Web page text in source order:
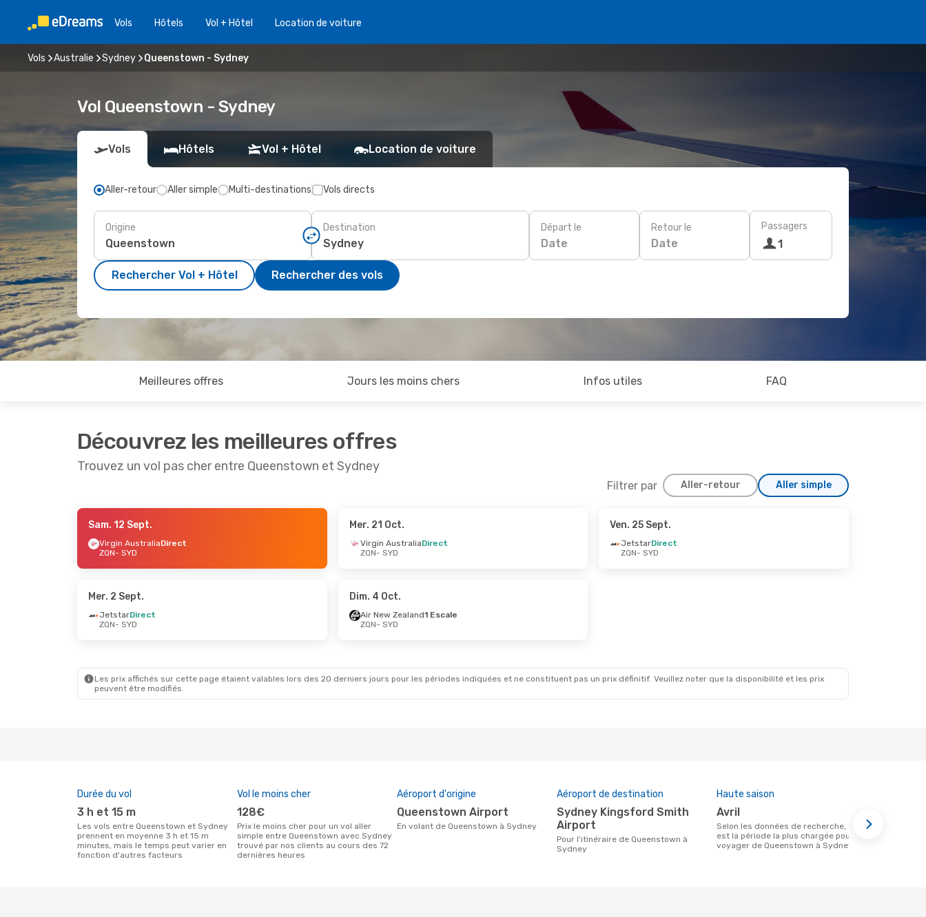
Vols Hôtels Vol + Hôtel Location de voiture
Vols Australie Sydney Queenstown - Sydney
Vol Queenstown - Sydney
Vols Hôtels Vol + Hôtel Location de voiture
Aller-retour Aller simple Multi-destinations Vols directs
Origine Destination Départ le
Date
Retour le
Date
Passagers
1
Rechercher Vol + Hôtel Rechercher des vols
Meilleures offres Jours les moins chers Infos utiles FAQ
Découvrez les meilleures offres
Trouvez un vol pas cher entre Queenstown et Sydney
Filtrer par Aller-retour Aller simple
- Sam. 12 Sept.
Direct
1 Escale
- Sam. 5 Sept.
Sam. 12 Sept.
Virgin AustraliaDirect
ZQN- SYD
Mer. 21 Oct.
Virgin AustraliaDirect
ZQN- SYD
Ven. 25 Sept.
JetstarDirect
ZQN- SYD
Mer. 2 Sept.
JetstarDirect
ZQN- SYD
Dim. 4 Oct.
Air New Zealand1 Escale
ZQN- SYD
Les prix affichés sur cette page étaient valables lors des 20 derniers jours pour les périodes indiquées et ne constituent pas un prix définitif. Veuillez noter que la disponibilité et les prix
peuvent être modifiés.
Durée du vol
3 h et 15 m
Les vols entre Queenstown et Sydney
prennent en moyenne 3 h et 15 m
minutes, mais le temps peut varier en
fonction d'autres facteurs
Vol le moins cher
128€
Prix le moins cher pour un vol aller
simple entre Queenstown avec Sydney
trouvé par nos clients au cours des 72
dernières heures
Aéroport d'origine
Queenstown Airport
En volant de Queenstown à Sydney
Aéroport de destination
Sydney Kingsford Smith
Airport
Pour l'itinéraire de Queenstown à
Sydney
Haute saison
avril
Selon les données de recherche, avril
est la période la plus chargée pour
voyager de Queenstown à Sydney